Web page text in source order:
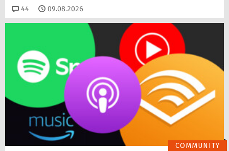
44 Kommentare
09.08.2026
COMMUNITY